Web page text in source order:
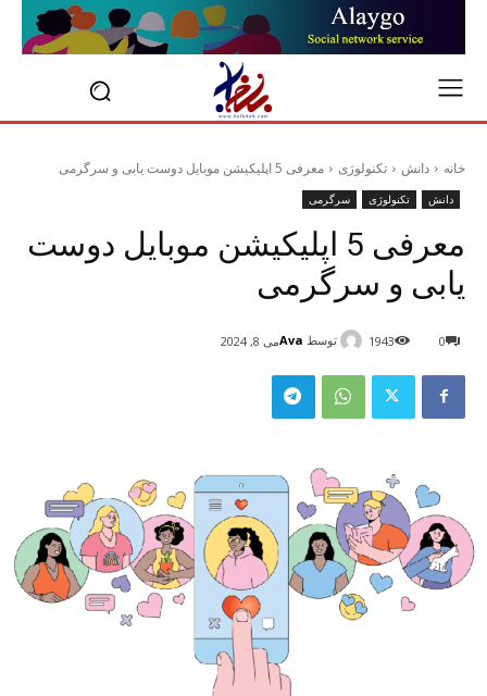
خانه دانش تکنولوژی معرفی 5 اپلیکیشن موبایل دوست یابی و سرگرمی
دانش تکنولوژی سرگرمی
معرفی 5 اپلیکیشن موبایل دوست
یابی و سرگرمی
توسط Avaمی 8, 2024 0
1943